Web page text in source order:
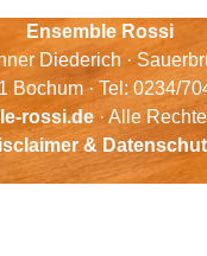
Ensemble Rossi
Diederich ·
Bochum · Tel: 0234/
rossi.de· Alle
&